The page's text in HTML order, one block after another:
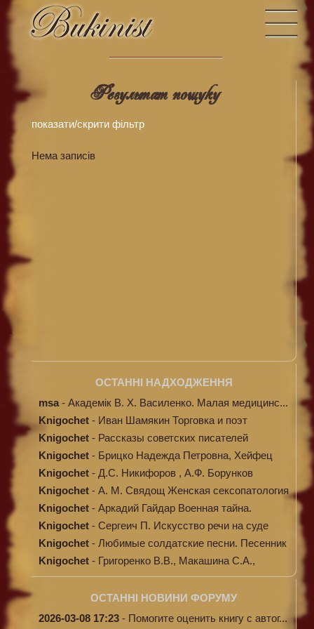
Результат пошуку
показати/скрити фiльтр
Нема записів
ОСТАННІ НАДХОДЖЕННЯ
msa - Академік В. Х. Василенко. Малая медицинс...
Knigochet - Иван Шамякин Торговка и поэт
Knigochet - Рассказы советских писателей
Knigochet - Брицко Надежда Петровна, Хейфец
Аркадий ...
Knigochet - Д.С. Никифоров , А.Ф. Борунков
Дипломати...
Knigochet - А. М. Свядощ Женская сексопатология
Knigochet - Аркадий Гайдар Военная тайна.
Судьба бар...
Knigochet - Сергеич П. Искусство речи на суде
Knigochet - Любимые солдатские песни. Песенник
(с н...
Knigochet - Григоренко В.В., Макашина С.А.,
Машински...
ОСТАННІ НОВИНИ ФОРУМУ
2026-03-08 17:23 - Помогите оценить книгу с автог...